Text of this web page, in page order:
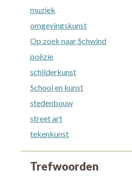
muziek
omgevingskunst
Op zoek naar Schwind
poëzie
schilderkunst
School en kunst
stedenbouw
street art
tekenkunst
Trefwoorden